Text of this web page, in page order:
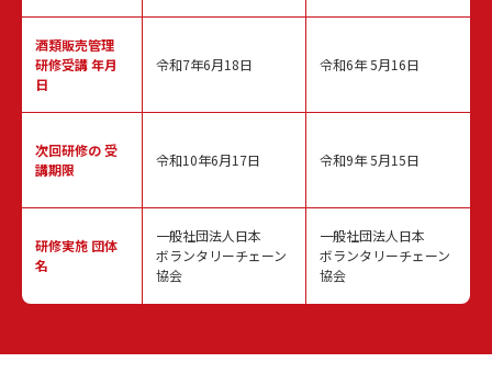
酒類販売管理
研修受講 年月
日
次回研修の受
講期限
研修実施 団体
名
令和7年6月18日
令和10年6月17日
一般社団法人日本
ボランタリーチェーン
協会
令和6年 5月16日
令和9年 5月15日
一般社団法人日本
ボランタリーチェーン
協会